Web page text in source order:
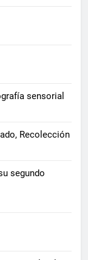
sensorial
Recolección
segundo